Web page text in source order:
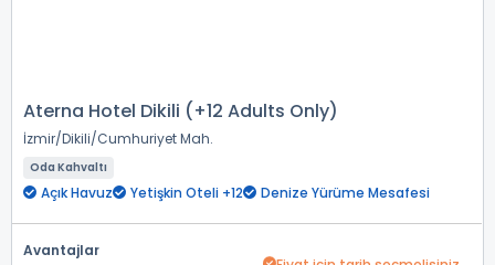
Aterna Hotel Dikili (+12 Adults Only)
İzmir Dikili Cumhuriyet Mah.
Oda Kahvaltı
Açık Havuz Yetişkin Oteli +12 Denize Yürüme Mesafesi
Avantajlar